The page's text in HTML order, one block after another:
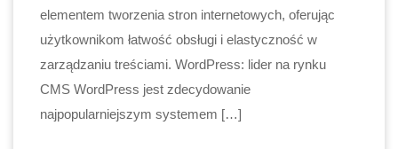
elementem tworzenia stron internetowych, oferując
użytkownikom łatwość obsługi i elastyczność w
zarządzaniu treściami. WordPress: lider na rynku
CMS WordPress jest zdecydowanie
najpopularniejszym systemem […]